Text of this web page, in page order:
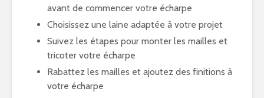
avant de commencer votre écharpe
Choisissez une laine adaptée à votre projet
Suivez les étapes pour monter les mailles et
tricoter votre écharpe
Rabattez les mailles et ajoutez des finitions à
votre écharpe